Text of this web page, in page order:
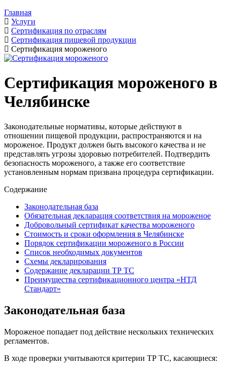
Главная
Услуги
Сертификация по отраслям
Сертификация пищевой продукции
Сертификация мороженого
Сертификация мороженого в
Челябинске
Законодательные нормативы, которые действуют в
отношении пищевой продукции, распространяются и на
мороженое. Продукт должен быть высокого качества и не
представлять угрозы здоровью потребителей. Подтвердить
безопасность мороженого, а также его соответствие
установленным нормам призвана процедура сертификации.
Содержание
Законодательная база
Обязательная декларация соответствия на мороженое
Добровольный сертификат качества мороженого
Стоимость и сроки оформления в Челябинске
Порядок сертификации мороженого в России
Список необходимых документов
Схемы декларирования
Содержание декларации ТР ТС
Преимущества сертификационного центра «НТД
Стандарт»
Законодательная база
Мороженое попадает под действие нескольких технических
регламентов.
В ходе проверки учитываются критерии ТР ТС, касающиеся: